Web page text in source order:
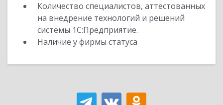
Количество специалистов, аттестованных
на внедрение технологий и решений
системы 1С:Предприятие.
Наличие у фирмы статуса